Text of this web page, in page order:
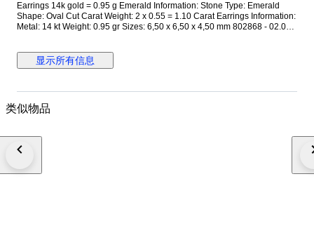
Earrings 14k gold = 0.95 g Emerald Information: Stone Type: Emerald
Shape: Oval Cut Carat Weight: 2 x 0.55 = 1.10 Carat Earrings Information:
Metal: 14 kt Weight: 0.95 gr Sizes: 6,50 x 6,50 x 4,50 mm 802868 - 02.007
not been researched for this specific item. PLEASE NOTE Your country of
residence may impose additional VAT, customs, and import fees which are
cancel/withdraw they will bear the risk, cost of all shipping, and return
tracking number by FEDEX. To offer our customers the most efficient and
unnecessary costs for the buyer. We will provide full support throughout
显示所有信息
类似物品